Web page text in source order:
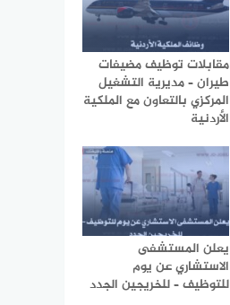
مقابلات توظيف مضيفات
طيران – مديرية التشغيل
المركزي بالتعاون مع الملكية
الأردنية
يعلن المستشفى
الاستشاري عن يوم
للتوظيف – للخريجين الجدد